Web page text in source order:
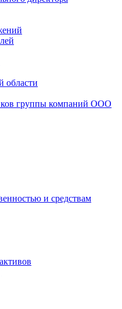
области
группы компаний ООО
и средствам